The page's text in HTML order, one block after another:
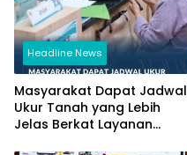
Headline News
Masyarakat Dapat Jadwal
Ukur Tanah yang Lebih
Jelas Berkat Layanan